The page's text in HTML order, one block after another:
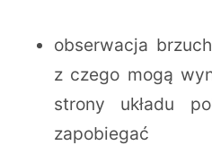
obserwacja
z czego mogą
strony układu
zapobiegać